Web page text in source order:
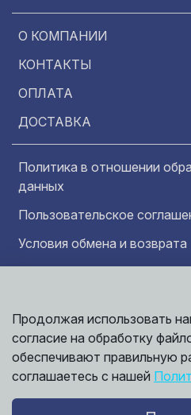
О КОМПАНИИ
КОНТАКТЫ
ОПЛАТА
ДОСТАВКА
Политика в отношении
данных
Пользовательское
Условия обмена и возврата
©
Информация
носит
характер и
считаться
сведения о
Продолжая использовать
согласие на обработку
обеспечивают правильную
соглашаетесь с нашей